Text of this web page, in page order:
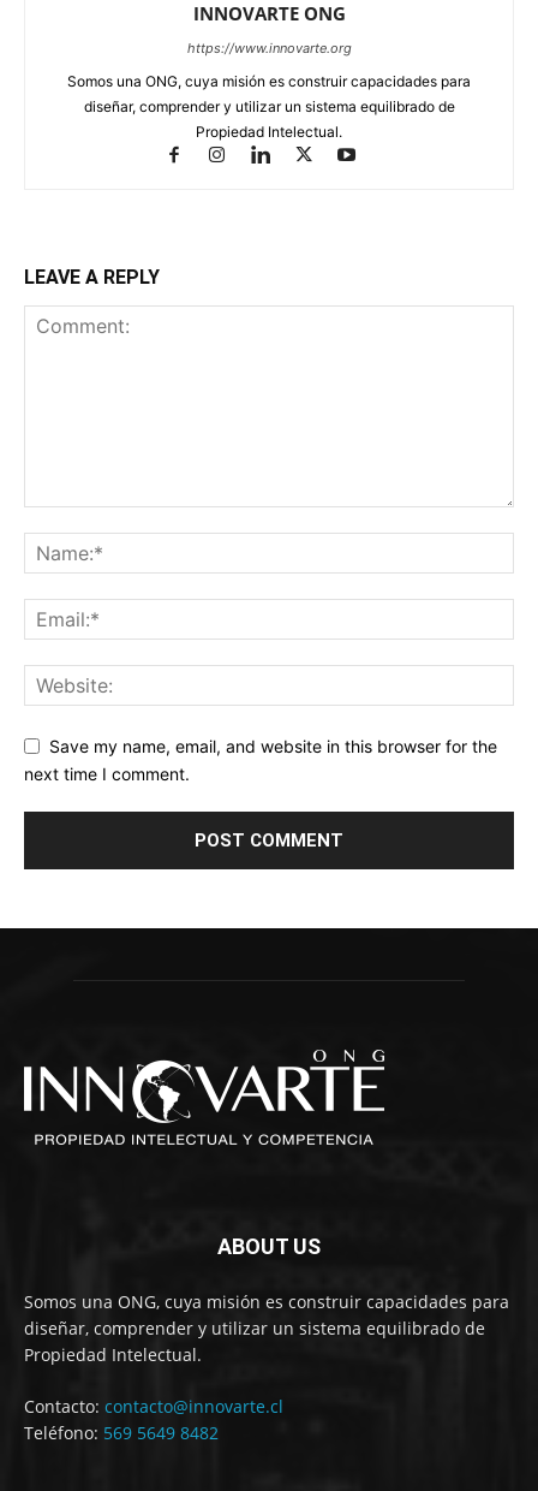
INNOVARTE ONG
https://www.innovarte.org
Somos una ONG, cuya misión es construir capacidades para
diseñar, comprender y utilizar un sistema equilibrado de
Propiedad Intelectual.
LEAVE A REPLY
Save my name, email, and website in this browser for the
next time I comment.
ABOUT US
Somos una ONG, cuya misión es construir capacidades para
diseñar, comprender y utilizar un sistema equilibrado de
Propiedad Intelectual.
Contacto: contacto@innovarte.cl
Teléfono: 569 5649 8482